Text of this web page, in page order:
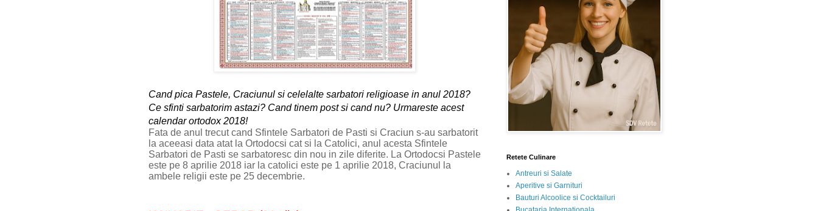
Cand pica Pastele, Craciunul si celelalte sarbatori religioase in anul 2018?
Ce sfinti sarbatorim astazi? Cand tinem post si cand nu? Urmareste acest
calendar ortodox 2018!
Fata de anul trecut cand Sfintele Sarbatori de Pasti si Craciun s-au sarbatorit
la aceeasi data atat la Ortodocsi cat si la Catolici, anul acesta Sfintele
Sarbatori de Pasti se sarbatoresc din nou in zile diferite. La Ortodocsi Pastele
este pe 8 aprilie 2018 iar la catolici este pe 1 aprilie 2018, Craciunul la
ambele religii este pe 25 decembrie.
Retete Culinare
Antreuri si Salate
Aperitive si Garnituri
Bauturi Alcoolice si Cocktailuri